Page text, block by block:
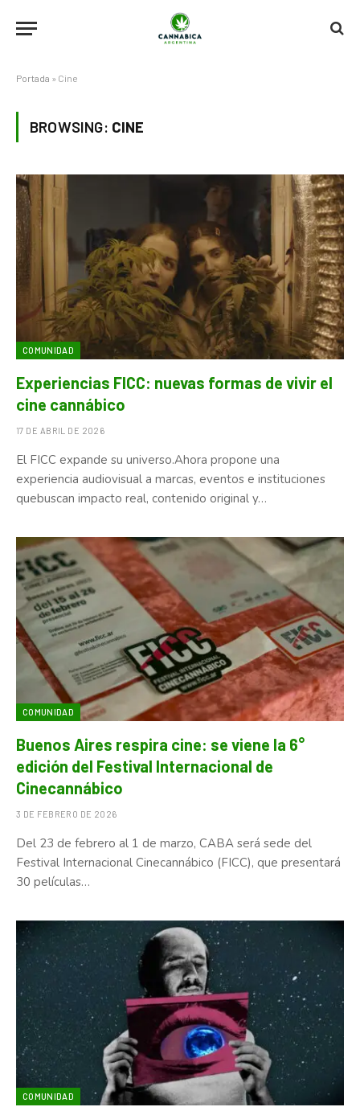
Portada » Cine
BROWSING: CINE
COMUNIDAD
Experiencias FICC: nuevas formas de vivir el
cine cannábico
17 DE ABRIL DE 2026
El FICC expande su universo.Ahora propone una
experiencia audiovisual a marcas, eventos e instituciones
quebuscan impacto real, contenido original y…
COMUNIDAD
Buenos Aires respira cine: se viene la 6°
edición del Festival Internacional de
Cinecannábico
3 DE FEBRERO DE 2026
Del 23 de febrero al 1 de marzo, CABA será sede del
Festival Internacional Cinecannábico (FICC), que presentará
30 películas…
COMUNIDAD